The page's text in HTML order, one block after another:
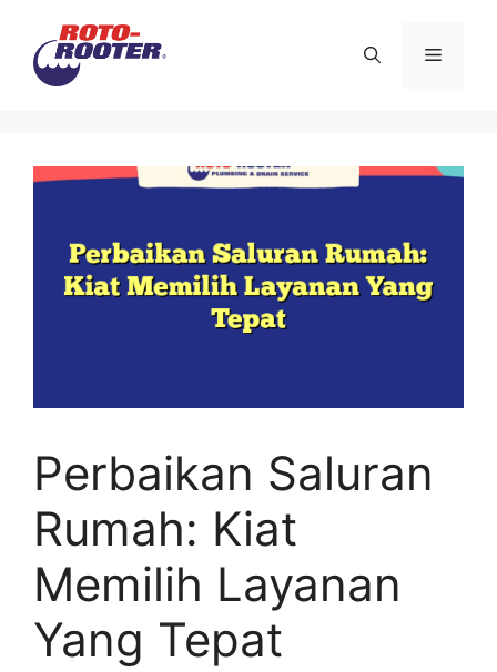
Menu
Perbaikan Saluran
Rumah: Kiat
Memilih Layanan
Yang Tepat